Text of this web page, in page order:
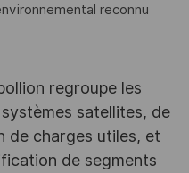
reconnu
regroupe les
satellites, de
de charges utiles, et
de segments